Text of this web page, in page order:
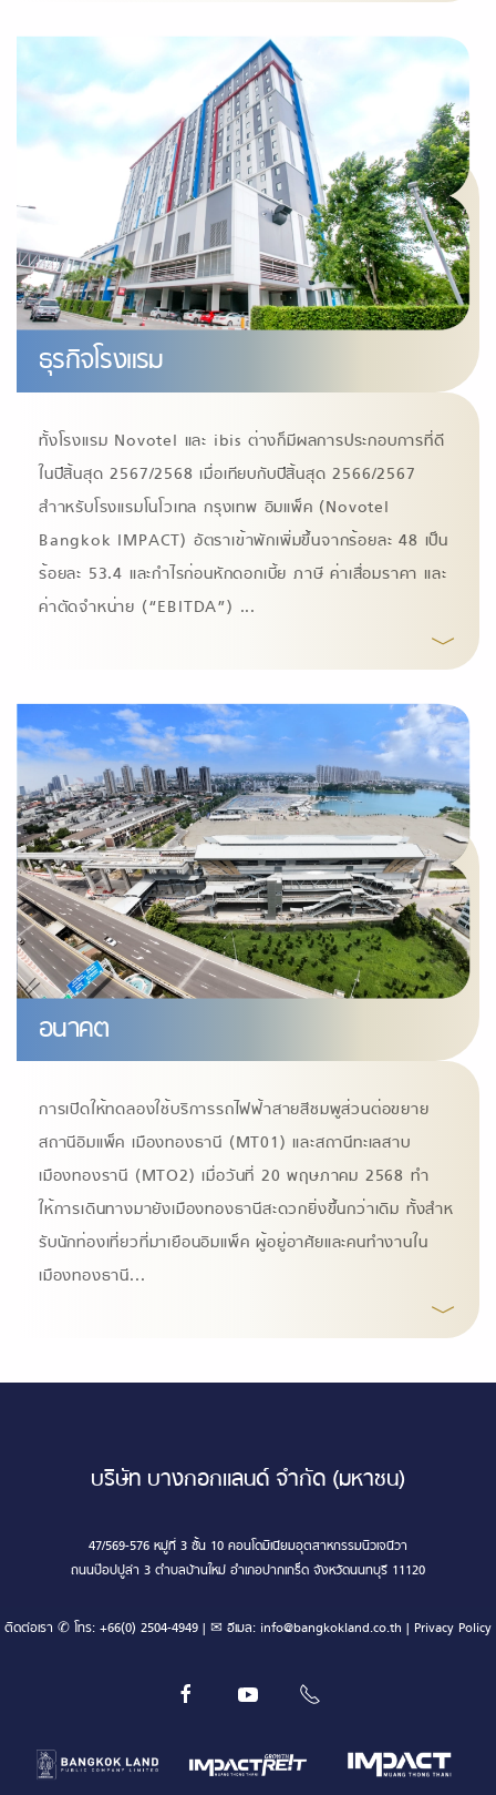
ธุรกิจโรงแรม
ทั้งโรงแรม Novotel และ ibis ต่างก็มีผลการประกอบการที่ดี
ในปีสิ้นสุด 2567/2568 เมื่อเทียบกับปีสิ้นสุด 2566/2567
สําาหรับโรงแรมโนโวเทล กรุงเทพ อิมแพ็ค (Novotel
Bangkok IMPACT) อัตราเข้าพักเพิ่มขึ้นจากร้อยละ 48 เป็น
ร้อยละ 53.4 และกําไรก่อนหักดอกเบี้ย ภาษี ค่าเสื่อมราคา และ
ค่าตัดจําหน่าย (“EBITDA”) ...
﹀
อนาคต
การเปิดให้ทดลองใช้บริการรถไฟฟ้าสายสีชมพูส่วนต่อขยาย
สถานีอิมแพ็ค เมืองทองธานี (MT01) และสถานีทะเลสาบ
เมืองทองรานี (MTO2) เมื่อวันที่ 20 พฤษภาคม 2568 ทํา
ให้การเดินทางมายังเมืองทองธานีสะดวกยิ่งขึ้นกว่าเดิม ทั้งสําห
รับนักท่องเที่ยวที่มาเยือนอิมแพ็ค ผู้อยู่อาศัยและคนทํางานใน
เมืองทองธานี...
﹀
บริษัท บางกอกแลนด์ จำกัด (มหาชน)
47/569-576 หมู่ที่ 3 ชั้น 10 คอนโดมิเนียมอุตสาหกรรมนิวเจนีวา
ถนนป๊อปปูล่า 3 ตำบลบ้านใหม่ อำเภอปากเกร็ด จังหวัดนนทบุรี 11120
ติดต่อเรา ✆ โทร: +66(0) 2504-4949 | ✉ อีเมล: info@bangkokland.co.th | Privacy Policy